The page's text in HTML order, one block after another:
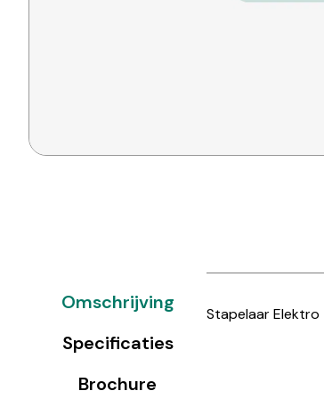
Omschrijving
Specificaties
Brochure
Stapelaar Elektro